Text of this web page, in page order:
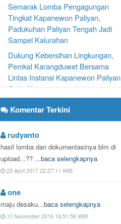
Semarak Lomba Pengagungan
Tingkat Kapanewon Paliyan,
Padukuhan Paliyan Tengah Jadi
Sampel Kalurahan
Dukung Kebersihan Lingkungan,
Pemkal Karangduwet Bersama
Lintas Instansi Kapanewon Paliyan
Gelar Kor
Bendera Merah Putih
PERKAL KARANGDUWET
NOMOR 1 TAHUN 2026 TENTANG
LPJ APBKAL 2025
PERKAL KARANGDUWET
ABPKAL 2026
PERATURAN KALURAHAN
KARANGDUWET NOMOR 09
Komentar Terkini
rudyanto
hasil lomba dan dokumentasinya blm di
upload...?? ...baca selengkapnya
23 April 2017 22:27:11 WIB
one
maju desaku...baca selengkapnya
10 November 2016 16:51:56 WIB